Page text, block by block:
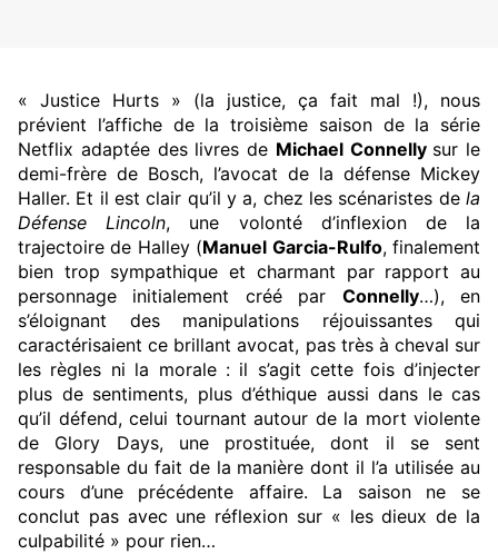
« Justice Hurts » (la justice, ça fait mal !), nous
prévient l’affiche de la troisième saison de la série
Netflix adaptée des livres de Michael Connelly sur le
demi-frère de Bosch, l’avocat de la défense Mickey
Haller. Et il est clair qu’il y a, chez les scénaristes de la
Défense Lincoln, une volonté d’inflexion de la
trajectoire de Halley (Manuel Garcia-Rulfo, finalement
bien trop sympathique et charmant par rapport au
personnage initialement créé par
Connelly…), en
s’éloignant des manipulations réjouissantes qui
caractérisaient ce brillant avocat, pas très à cheval sur
les règles ni la morale : il s’agit cette fois d’injecter
plus de sentiments, plus d’éthique aussi dans le cas
qu’il défend, celui tournant autour de la mort violente
de Glory Days, une prostituée, dont il se sent
responsable du fait de la manière dont il l’a utilisée au
cours d’une précédente affaire. La saison ne se
conclut pas avec une réflexion sur « les dieux de la
culpabilité » pour rien…